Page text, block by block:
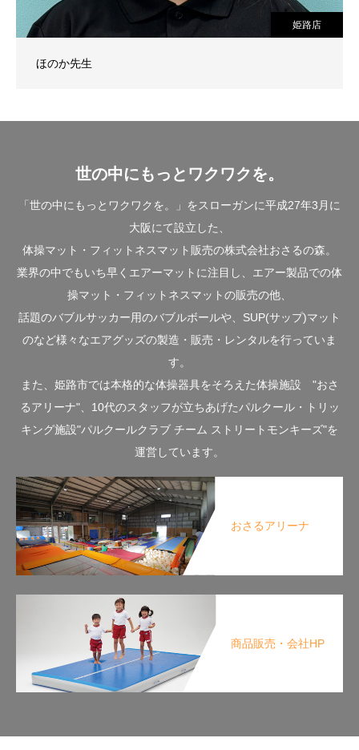
姫路店
ほのか先生
世の中にもっとワクワクを。
「世の中にもっとワクワクを。」をスローガンに平成27年3月に
大阪にて設立した、
体操マット・フィットネスマット販売の株式会社おさるの森。
業界の中でもいち早くエアーマットに注目し、エアー製品での体
操マット・フィットネスマットの販売の他、
話題のバブルサッカー用のバブルボールや、SUP(サップ)マット
のなど様々なエアグッズの製造・販売・レンタルを行っていま
す。
また、姫路市では本格的な体操器具をそろえた体操施設 "おさ
るアリーナ"、10代のスタッフが立ちあげたパルクール・トリッ
キング施設"パルクールクラブ チーム ストリートモンキーズ"を
運営しています。
おさるアリーナ
商品販売・会社HP